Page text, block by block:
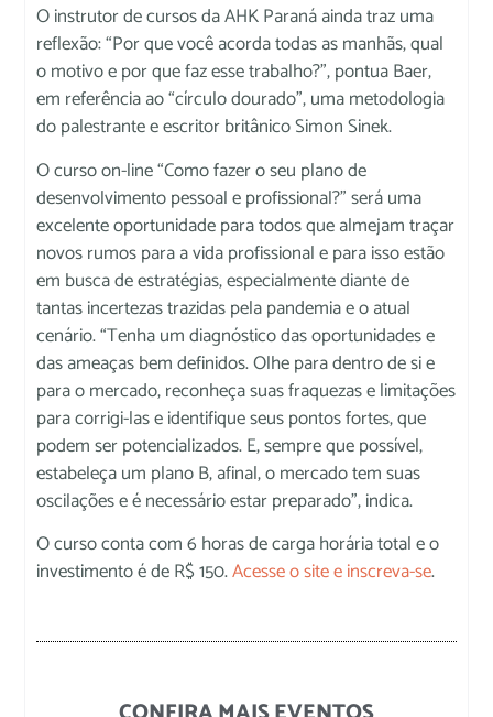
O instrutor de cursos da AHK Paraná ainda traz uma
reflexão: “Por que você acorda todas as manhãs, qual
o motivo e por que faz esse trabalho?”, pontua Baer,
em referência ao “círculo dourado”, uma metodologia
do palestrante e escritor britânico Simon Sinek.
O curso on-line “Como fazer o seu plano de
desenvolvimento pessoal e profissional?” será uma
excelente oportunidade para todos que almejam traçar
novos rumos para a vida profissional e para isso estão
em busca de estratégias, especialmente diante de
tantas incertezas trazidas pela pandemia e o atual
cenário. “Tenha um diagnóstico das oportunidades e
das ameaças bem definidos. Olhe para dentro de si e
para o mercado, reconheça suas fraquezas e limitações
para corrigi-las e identifique seus pontos fortes, que
podem ser potencializados. E, sempre que possível,
estabeleça um plano B, afinal, o mercado tem suas
oscilações e é necessário estar preparado”, indica.
O curso conta com 6 horas de carga horária total e o
investimento é de R$ 150.Acesse o site e inscreva-se.